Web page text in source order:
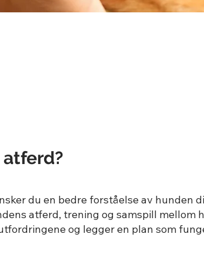
du en bedre forståelse av hunden
atferd, trening og samspill mellom
og legger en plan som